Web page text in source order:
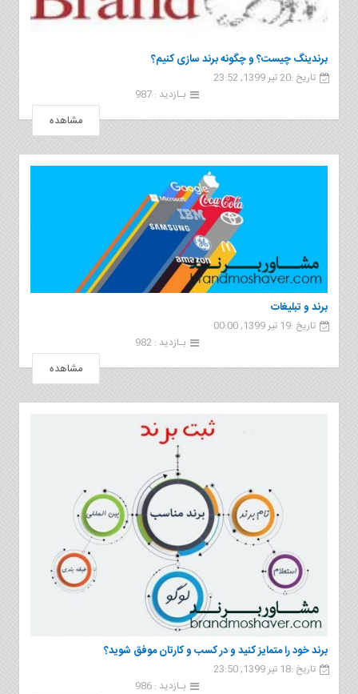
برندینگ چیست؟ و چگونه برند سازی کنیم؟
تاریخ :20 تیر 1399, 23:52
بـازدید : 987
مشاهده
برند و تبلیغات
تاریخ :19 تیر 1399, 00:00
بـازدید : 982
مشاهده
برند خود را متمایز کنید و در کسب و کارتان موفق شوید؟
تاریخ :18 تیر 1399, 23:50
بـازدید : 986